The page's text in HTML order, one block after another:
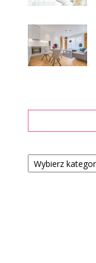
Kategorie